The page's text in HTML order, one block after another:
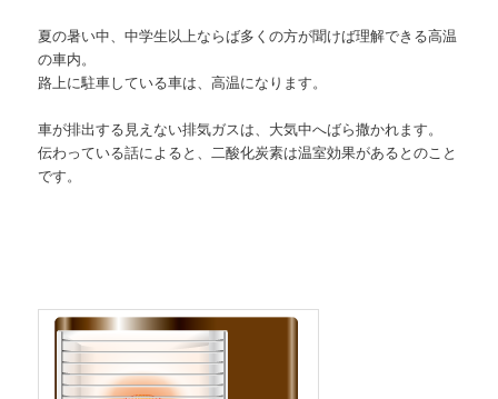
夏の暑い中、中学生以上ならば多くの方が聞けば理解できる高温
の車内。
路上に駐車している車は、高温になります。
車が排出する見えない排気ガスは、大気中へばら撒かれます。
伝わっている話によると、二酸化炭素は温室効果があるとのこと
です。